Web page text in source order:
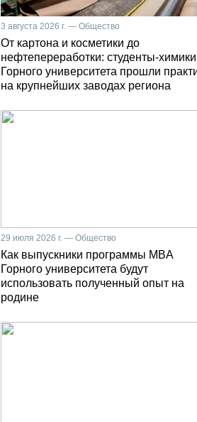
3 августа 2026 г. — Общество
От картона и косметики до
нефтепереработки: студенты-химики
Горного университета прошли
на крупнейших заводах региона
29 июля 2026 г. — Общество
Как выпускники программы MBA
Горного университета будут
использовать полученный опыт на
родине